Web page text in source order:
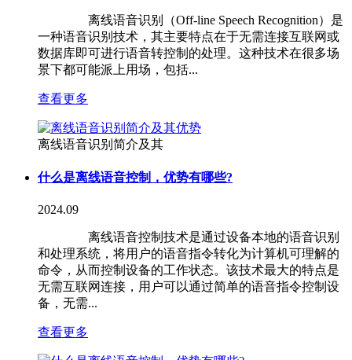
离线语音识别（Off-line Speech Recognition）是
一种语音识别技术，其主要特点在于无需连接互联网或
数据库即可进行语音转控制的处理。这种技术在很多场
景下都可能派上用场，包括...
查看更多
离线语音识别简介及其
什么是离线语音控制，优势有哪些?
2024.09
离线语音控制技术是通过设备本地的语音识别
和处理系统，将用户的语音指令转化为计算机可理解的
命令，从而控制设备的工作状态。该技术最大的特点是
无需互联网连接，用户可以通过简单的语音指令控制设
备，无需...
查看更多